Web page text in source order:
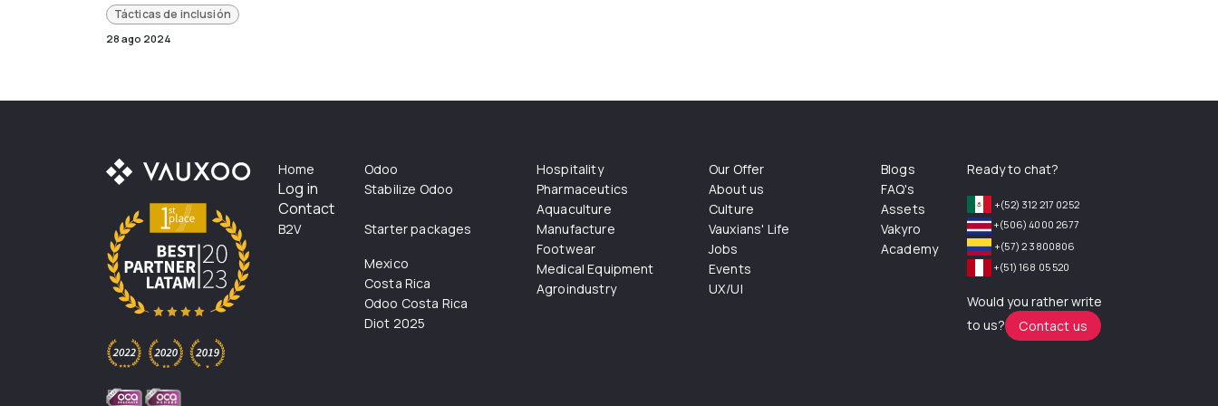
Tácticas de inclusión
28 ago 2024
Home
Log in
Contact
B2V
Odoo
Stabilize Odoo
Starter packages
Mexico
Costa Rica
Odoo Costa Rica
Diot 2025
Hospitality
Pharmaceutics
Aquaculture
Manufacture
Footwear
Medical Equipment
Agroindustry
Our Offer
About us
Culture
Vauxians' Life
Jobs
Events
UX/UI
Blogs
FAQ's
Assets
Vakyro
Academy
Ready to chat?
+(52) 312 217 0252
+(506) 4000 2677
+(57) 2 3800806
+(51) 168 05 520
Would you rather write
to us?
Contact us